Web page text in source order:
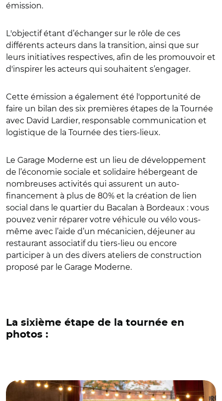
émission.
L'objectif étant d’échanger sur le rôle de ces
différents acteurs dans la transition, ainsi que sur
leurs initiatives respectives, afin de les promouvoir et
d'inspirer les acteurs qui souhaitent s’engager.
Cette émission a également été l'opportunité de
faire un bilan des six premières étapes de la Tournée
avec David Lardier, responsable communication et
logistique de la Tournée des tiers-lieux.
Le Garage Moderne est un lieu de développement
de l’économie sociale et solidaire hébergeant de
nombreuses activités qui assurent un auto-
financement à plus de 80% et la création de lien
social dans le quartier du Bacalan à Bordeaux : vous
pouvez venir réparer votre véhicule ou vélo vous-
même avec l’aide d’un mécanicien, déjeuner au
restaurant associatif du tiers-lieu ou encore
participer à un des divers ateliers de construction
proposé par le Garage Moderne.
La sixième étape de la tournée en
photos :